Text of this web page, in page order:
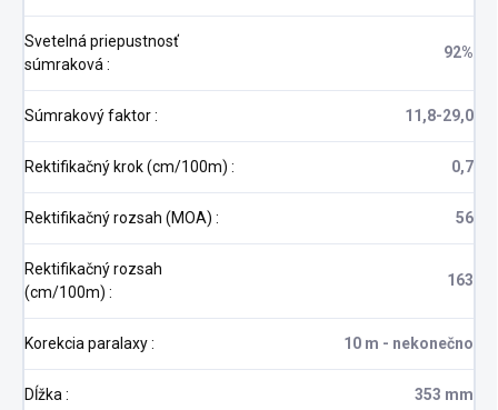
Svetelná priepustnosť
súmraková :
92%
Súmrakový faktor: 11,8-29,0
Rektifikačný krok (cm/100m) : 0,7
Rektifikačný rozsah (MOA) : 56
Rektifikačný rozsah
(cm/100m) :
163
Korekcia paralaxy: 10 m - nekonečno
Dĺžka : 353 mm